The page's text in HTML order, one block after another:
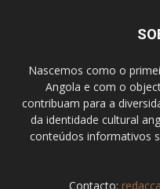
Nascemos como o
Angola e com o
contribuam para a
da identidade cultural
conteúdos informativos
Contacto: